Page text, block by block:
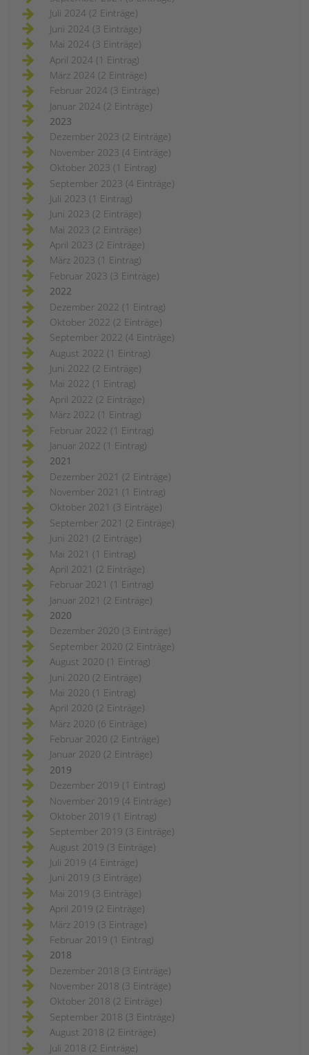
Juli 2024 (2 Einträge)
Juni 2024 (3 Einträge)
Mai 2024 (3 Einträge)
April 2024 (1 Eintrag)
März 2024 (2 Einträge)
Februar 2024 (3 Einträge)
Januar 2024 (2 Einträge)
2023
Dezember 2023 (2 Einträge)
November 2023 (4 Einträge)
Oktober 2023 (1 Eintrag)
September 2023 (4 Einträge)
Juli 2023 (1 Eintrag)
Juni 2023 (2 Einträge)
Mai 2023 (2 Einträge)
April 2023 (2 Einträge)
März 2023 (1 Eintrag)
Februar 2023 (3 Einträge)
2022
Dezember 2022 (1 Eintrag)
Oktober 2022 (2 Einträge)
September 2022 (4 Einträge)
August 2022 (1 Eintrag)
Juni 2022 (2 Einträge)
Mai 2022 (1 Eintrag)
April 2022 (2 Einträge)
März 2022 (1 Eintrag)
Februar 2022 (1 Eintrag)
Januar 2022 (1 Eintrag)
2021
Dezember 2021 (2 Einträge)
November 2021 (1 Eintrag)
Oktober 2021 (3 Einträge)
September 2021 (2 Einträge)
Juni 2021 (2 Einträge)
Mai 2021 (1 Eintrag)
April 2021 (2 Einträge)
Februar 2021 (1 Eintrag)
Januar 2021 (2 Einträge)
2020
Dezember 2020 (3 Einträge)
September 2020 (2 Einträge)
August 2020 (1 Eintrag)
Juni 2020 (2 Einträge)
Mai 2020 (1 Eintrag)
April 2020 (2 Einträge)
März 2020 (6 Einträge)
Februar 2020 (2 Einträge)
Januar 2020 (2 Einträge)
2019
Dezember 2019 (1 Eintrag)
November 2019 (4 Einträge)
Oktober 2019 (1 Eintrag)
September 2019 (3 Einträge)
August 2019 (3 Einträge)
Juli 2019 (4 Einträge)
Juni 2019 (3 Einträge)
Mai 2019 (3 Einträge)
April 2019 (2 Einträge)
März 2019 (3 Einträge)
Februar 2019 (1 Eintrag)
2018
Dezember 2018 (3 Einträge)
November 2018 (3 Einträge)
Oktober 2018 (2 Einträge)
September 2018 (3 Einträge)
August 2018 (2 Einträge)
Juli 2018 (2 Einträge)